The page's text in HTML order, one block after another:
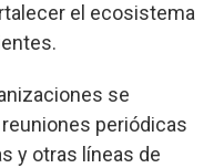
el ecosistema
se
periódicas
y otras líneas de